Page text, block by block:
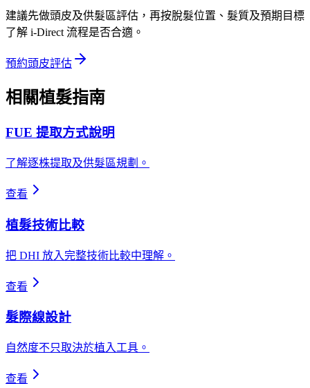
建議先做頭皮及供髮區評估，再按脫髮位置、髮質及預期目標
了解 i-Direct 流程是否合適。
預約頭皮評估
相關植髮指南
FUE 提取方式說明
了解逐株提取及供髮區規劃。
查看
植髮技術比較
把 DHI 放入完整技術比較中理解。
查看
髮際線設計
自然度不只取決於植入工具。
查看